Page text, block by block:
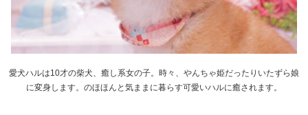
愛犬ハルは10才の柴犬、癒し系女の子。時々、やんちゃ姫だったりいたずら娘
に変身します。のほほんと気ままに暮らす可愛いハルに癒されます。